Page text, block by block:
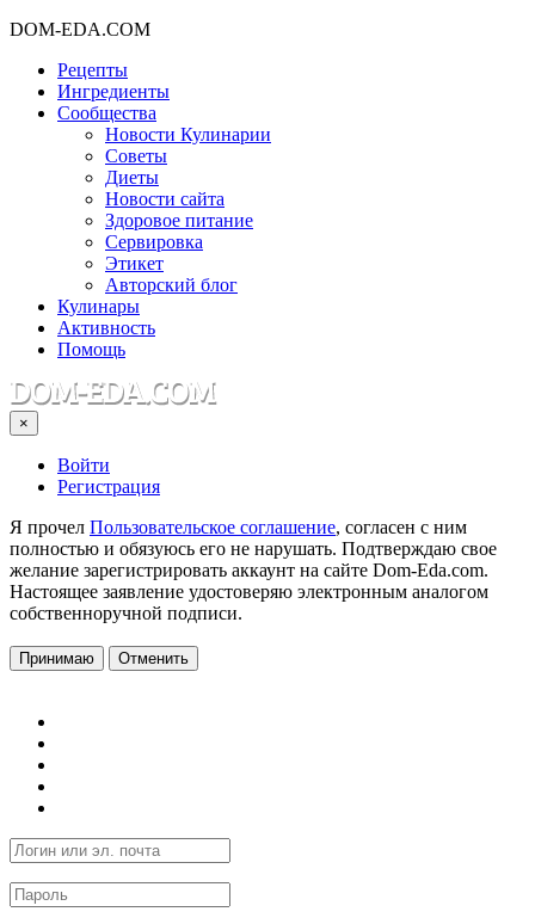
DOM-EDA.COM
Рецепты
Ингредиенты
Сообщества
Новости Кулинарии
Советы
Диеты
Новости сайта
Здоровое питание
Сервировка
Этикет
Авторский блог
Кулинары
Активность
Помощь
×
Войти
Регистрация
Я прочел Пользовательское соглашение, согласен с ним
полностью и обязуюсь его не нарушать. Подтверждаю свое
желание зарегистрировать аккаунт на сайте Dom-Eda.com.
Настоящее заявление удостоверяю электронным аналогом
собственноручной подписи.
Принимаю Отменить